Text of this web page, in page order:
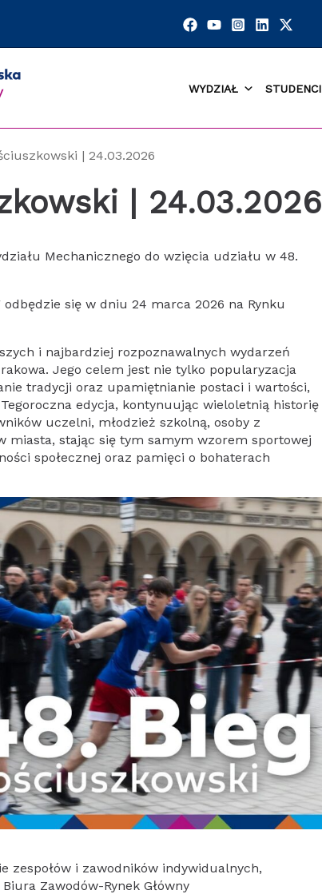
WYDZIAŁ STUDENCI
| 24.03.2026
| 24.03.2026
Mechanicznego do wzięcia udziału w 48.
się w dniu 24 marca 2026 na Rynku
i najbardziej rozpoznawalnych wydarzeń
Jego celem jest nie tylko popularyzacja
tradycji oraz upamiętnianie postaci i wartości,
edycja, kontynuując wieloletnią historię
uczelni, młodzież szkolną, osoby z
miasta, stając się tym samym wzorem sportowej
społecznej oraz pamięci o bohaterach
zespołów i zawodników indywidualnych,
Zawodów-Rynek Główny